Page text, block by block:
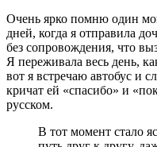
Очень ярко помню один
дней, когда я отправила
без сопровождения, что
Я переживала весь день,
вот я встречаю автобус и
кричат ей «спасибо» и
русском.
В тот момент стало